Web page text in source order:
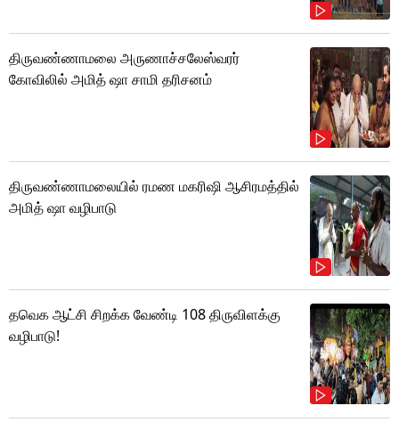
திருவண்ணாமலை அருணாச்சலேஸ்வரர்
கோவிலில் அமித் ஷா சாமி தரிசனம்
திருவண்ணாமலையில் ரமண மகரிஷி ஆசிரமத்தில்
அமித் ஷா வழிபாடு
தவெக ஆட்சி சிறக்க வேண்டி 108 திருவிளக்கு
வழிபாடு!